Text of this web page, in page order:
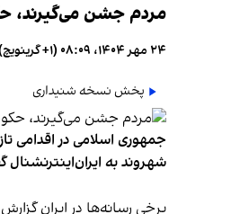
مردم جشن می‌گیرند،
۲۴ مهر ۱۴۰۴، ۰۸:۰۹ (‎+۱ گرینویچ)
پخش نسخه شنیداری
جمهوری اسلامی در اقدامی
شهروند به